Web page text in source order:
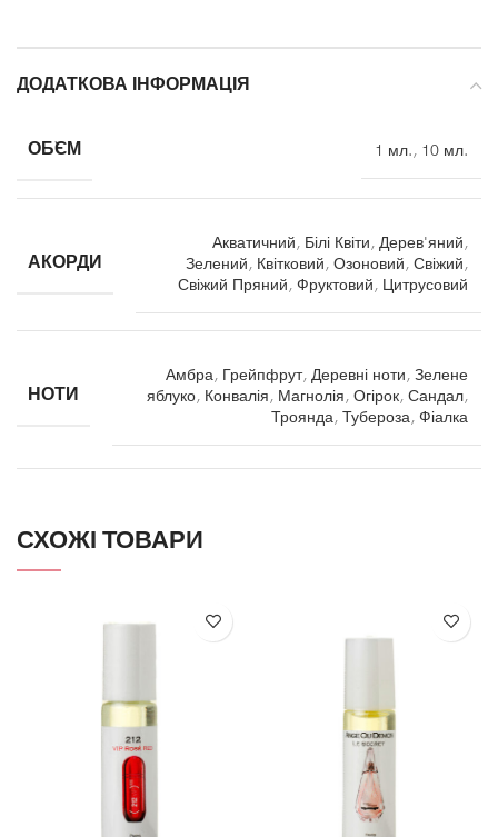
ДОДАТКОВА ІНФОРМАЦІЯ
ОБ`ЄМ 1 мл., 10 мл.
АКОРДИ
Акватичний, Білі Квіти, Дерев'яний,
Зелений, Квітковий, Озоновий, Свіжий,
Свіжий Пряний, Фруктовий, Цитрусовий
НОТИ
Амбра, Грейпфрут, Деревні ноти, Зелене
яблуко, Конвалія, Магнолія, Огірок, Сандал,
Троянда, Тубероза, Фіалка
СХОЖІ ТОВАРИ